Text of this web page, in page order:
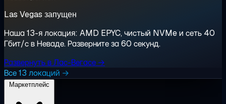
Las Vegas запущен
Наша 13-я локация: AMD EPYC, чистый NVMe и сеть 40
Гбит/с в Неваде. Разверните за 60 секунд.
Развернуть в Лас-Вегасе →
Все 13 локаций →